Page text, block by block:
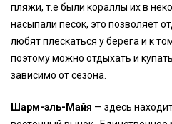
пляжи, т.е были кораллы их в
насыпали песок, это позволяет
любят плескаться у берега и к
поэтому можно отдыхать и
зависимо от сезона.
Шарм-эль-Майя — здесь